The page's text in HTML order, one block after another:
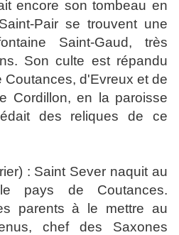
encore son tombeau en
Pair se trouvent une
Saint-Gaud, très
Son culte est répandu
d'Evreux et de
Cordillon, en la paroisse
des reliques de ce
: Saint Sever naquit au
pays de Coutances.
parents à le mettre au
chef des Saxones